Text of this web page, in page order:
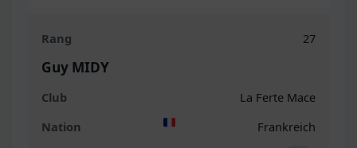
27
Guy MIDY
La Ferte Mace
Frankreich